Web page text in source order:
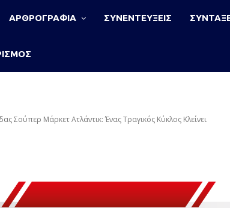
ΑΡΘΡΟΓΡΑΦΙΑ ΣΥΝΕΝΤΕΥΞΕΙΣ
Σούπερ Μάρκετ Ατλάντικ: Ένας Τραγικός Κύκλος Κλείνει